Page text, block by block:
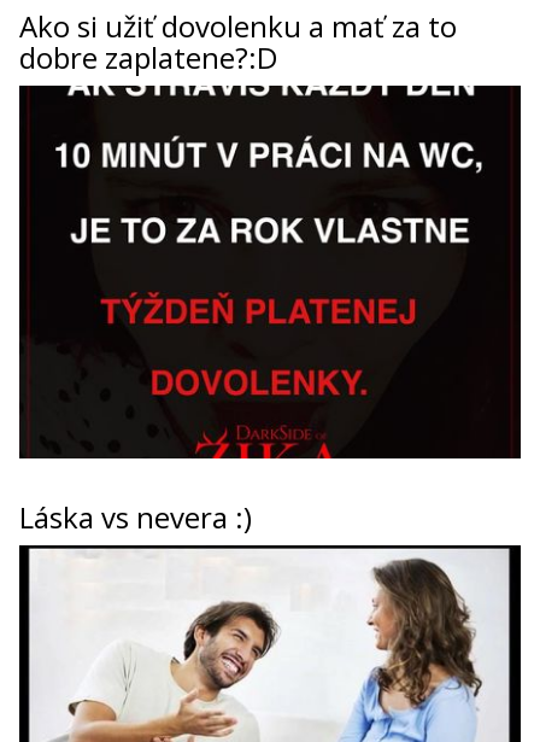
Ako si užiť dovolenku a mať za to
dobre zaplatene?:D
Láska vs nevera :)